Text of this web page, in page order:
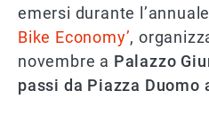
emersi durante
Bike Economy’,
novembre a Palazzo
passi da Piazza Duomo